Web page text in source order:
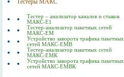
Тестер – анализатор каналов и стыков
МАКС-Е1
Тестер-анализатор пакетных сетей
МАКС-ЕМ
Устройство заворота трафика пакетных
сетей МАКС-ЕМВ
Тестер-анализатор пакетных сетей
МАКС-ЕМК
Устройство заворота трафика пакетных
сетей МАКС-ЕМВК